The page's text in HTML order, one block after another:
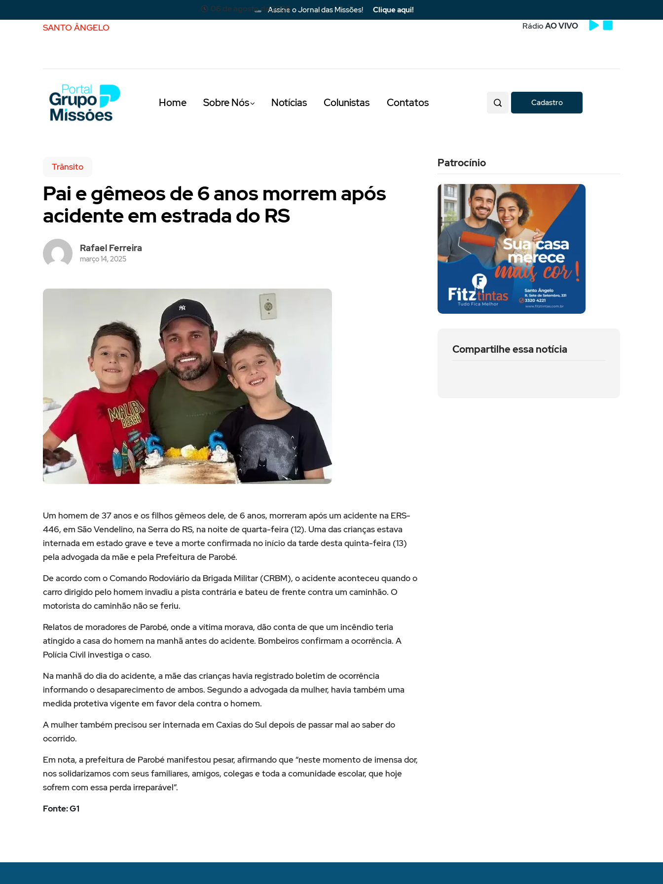
Assine o Jornal das Missões! Clique aqui!
SANTO ÂNGELO
06 de agosto de 2026
RádioAO VIVO
Home Sobre Nós Notícias Colunistas Contatos Cadastro
Trânsito
Pai e gêmeos de 6 anos morrem após
acidente em estrada do RS
Rafael Ferreira
março 14, 2025
Um homem de 37 anos e os filhos gêmeos dele, de 6 anos, morreram após um acidente na ERS-
446, em São Vendelino, na Serra do RS, na noite de quarta-feira (12). Uma das crianças estava
internada em estado grave e teve a morte confirmada no início da tarde desta quinta-feira (13)
pela advogada da mãe e pela Prefeitura de Parobé.
De acordo com o Comando Rodoviário da Brigada Militar (CRBM), o acidente aconteceu quando o
carro dirigido pelo homem invadiu a pista contrária e bateu de frente contra um caminhão. O
motorista do caminhão não se feriu.
Relatos de moradores de Parobé, onde a vítima morava, dão conta de que um incêndio teria
atingido a casa do homem na manhã antes do acidente. Bombeiros confirmam a ocorrência. A
Polícia Civil investiga o caso.
Na manhã do dia do acidente, a mãe das crianças havia registrado boletim de ocorrência
informando o desaparecimento de ambos. Segundo a advogada da mulher, havia também uma
medida protetiva vigente em favor dela contra o homem.
A mulher também precisou ser internada em Caxias do Sul depois de passar mal ao saber do
ocorrido.
Em nota, a prefeitura de Parobé manifestou pesar, afirmando que “neste momento de imensa dor,
nos solidarizamos com seus familiares, amigos, colegas e toda a comunidade escolar, que hoje
sofrem com essa perda irreparável”.
Fonte: G1
Patrocínio
Compartilhe essa notícia